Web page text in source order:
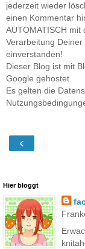
jederzeit wieder
einen Kommentar
AUTOMATISCH mit
Verarbeitung
einverstanden!
Dieser Blog ist mit
Google gehostet.
Es gelten die
‹
Hier bloggt